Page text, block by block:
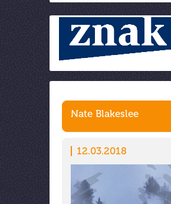
Nate Blakeslee
12.03.2018